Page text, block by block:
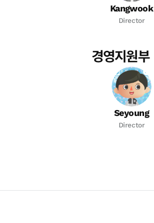
Kangwook
Director
경영지원부
Seyoung
Director